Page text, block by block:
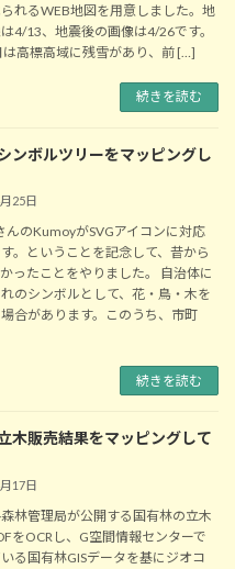
れるWEB地図を用意しました。地
4/13、地震後の画像は4/26です。
は高標高域に残雪があり、前 […]
続きを読む
ンボルツリーをマッピングし
25日
んのKumoyがSVGアイコンに対応
。ということを記念して、昔から
ったことをやりました。 自治体に
のシンボルとして、花・鳥・木を
合があります。このうち、市町
続きを読む
木販売結果をマッピングして
17日
林管理局が公開する国有林の立木
をOCRし、G空間情報センターで
る国有林GISデータを基にジオコ